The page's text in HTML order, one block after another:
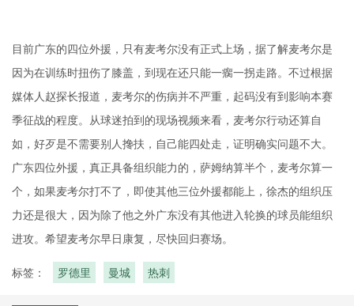
目前广东的四位外援，只有麦考尔没有正式上场，据了解麦考尔是
因为在训练时扭伤了膝盖，到现在还只能一瘸一拐走路。不过根据
媒体人赵探长报道，麦考尔的伤病并不严重，起码没有到影响本赛
季征战的程度。从球迷拍到的现场视频来看，麦考尔行动还算自
如，好歹是不需要别人搀扶，自己能四处走，证明确实问题不大。
广东四位外援，真正具备组织能力的，萨姆纳算半个，麦考尔算一
个，如果麦考尔打不了，即使其他三位外援都能上，徐杰的组织压
力还是很大，因为除了他之外广东没有其他进入轮换的球员能组织
进攻。希望麦考尔早日康复，尽快回归赛场。
标签： 罗德里 曼城 热刺